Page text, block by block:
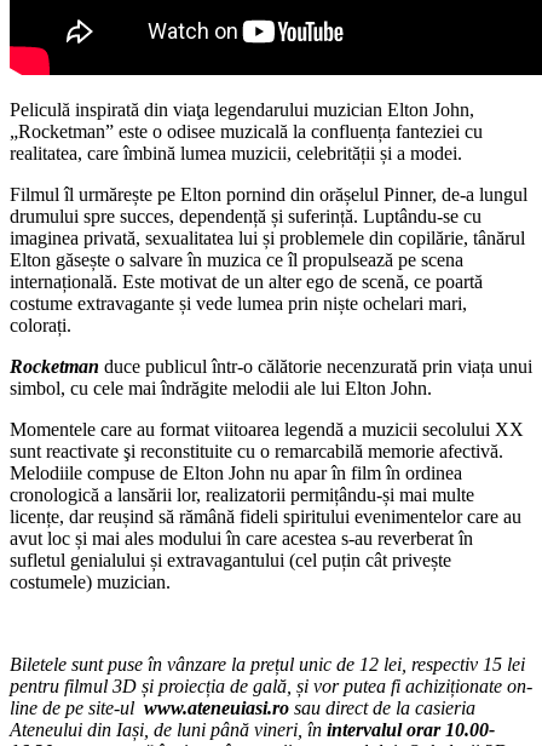
Peliculă inspirată din viaţa legendarului muzician Elton John,
„Rocketman” este o odisee muzicală la confluența fanteziei cu
realitatea, care îmbină lumea muzicii, celebrității și a modei.
Filmul îl urmărește pe Elton pornind din orășelul Pinner, de-a lungul
drumului spre succes, dependență și suferință. Luptându-se cu
imaginea privată, sexualitatea lui și problemele din copilărie, tânărul
Elton găsește o salvare în muzica ce îl propulsează pe scena
internațională. Este motivat de un alter ego de scenă, ce poartă
costume extravagante și vede lumea prin niște ochelari mari,
colorați.
Rocketman duce publicul într-o călătorie necenzurată prin viața unui
simbol, cu cele mai îndrăgite melodii ale lui Elton John.
Momentele care au format viitoarea legendă a muzicii secolului XX
sunt reactivate şi reconstituite cu o remarcabilă memorie afectivă.
Melodiile compuse de Elton John nu apar în film în ordinea
cronologică a lansării lor, realizatorii permițându-și mai multe
licențe, dar reușind să rămână fideli spiritului evenimentelor care au
avut loc și mai ales modului în care acestea s-au reverberat în
sufletul genialului și extravagantului (cel puțin cât privește
costumele) muzician.
Biletele sunt puse în vânzare la prețul unic de 12 lei, respectiv 15 lei
pentru filmul 3D și proiecția de gală, și vor putea fi achiziționate on-
line de pe site-ul www.ateneuiasi.ro sau direct de la casieria
Ateneului din Iași, de luni până vineri, în intervalul orar 10.00-